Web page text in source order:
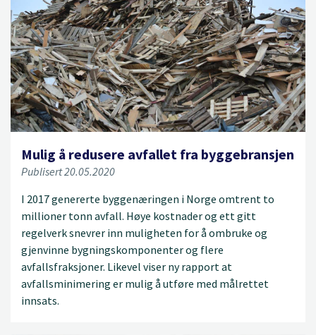
Mulig å redusere avfallet fra byggebransjen
Publisert 20.05.2020
I 2017 genererte byggenæringen i Norge omtrent to
millioner tonn avfall. Høye kostnader og ett gitt
regelverk snevrer inn muligheten for å ombruke og
gjenvinne bygningskomponenter og flere
avfallsfraksjoner. Likevel viser ny rapport at
avfallsminimering er mulig å utføre med målrettet
innsats.